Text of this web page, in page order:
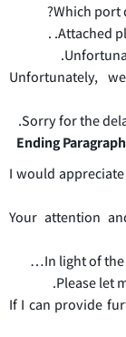
Which port
Attached
Unfortunately,
Sorry for the
Ending
I would
Your attention
In light of
Please let
If I can provide